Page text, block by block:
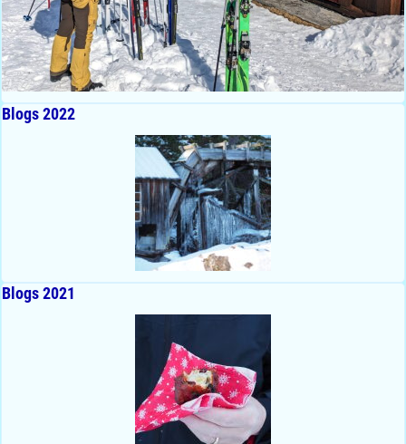
Blogs 2022
Blogs 2021